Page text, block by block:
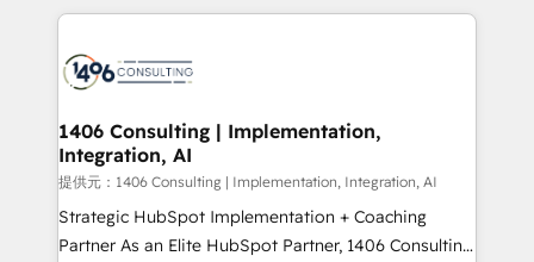
help businesses grow through technology, creativity,
500+ HubSpot implementations, building end-to-
inbound and loop marketing, content, and digital
creativity. Our multicultural team works in Spanish,
Portuguese, and English to design scalable strategies
that drive measurable growth. 🌎 Highlights: • 10+
years as a HubSpot partner. • 2023 Impact Awards:
1406 Consulting | Implementation,
Integration, AI
提供元：1406 Consulting | Implementation, Integration, AI
Strategic HubSpot Implementation + Coaching
Partner As an Elite HubSpot Partner, 1406 Consulting